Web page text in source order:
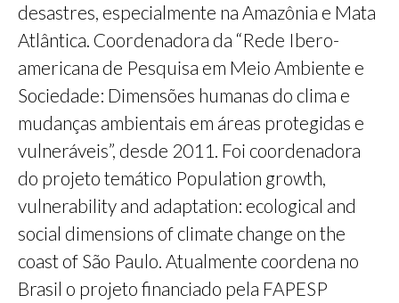
desastres, especialmente na Amazônia e Mata
Atlântica. Coordenadora da “Rede Ibero-
americana de Pesquisa em Meio Ambiente e
Sociedade: Dimensões humanas do clima e
mudanças ambientais em áreas protegidas e
vulneráveis”, desde 2011. Foi coordenadora
do projeto temático Population growth,
vulnerability and adaptation: ecological and
social dimensions of climate change on the
coast of São Paulo. Atualmente coordena no
Brasil o projeto financiado pela FAPESP